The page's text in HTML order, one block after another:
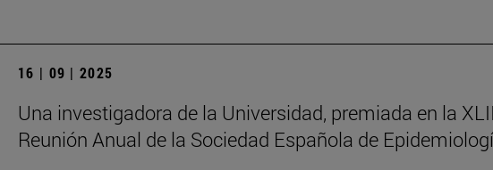
16 | 09 | 2025
Una investigadora de la Universidad, premiada en la
Reunión Anual de la Sociedad Española de